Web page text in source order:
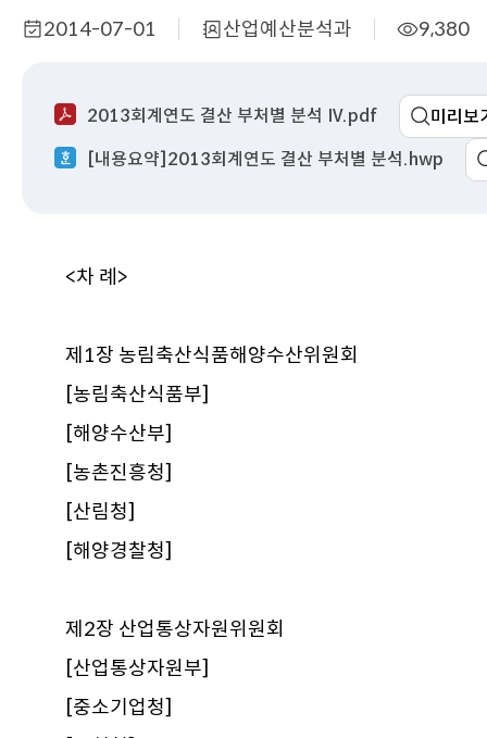
작
2014-07-01 부
산업예산분석과 조
9,380
2013회계연도 결산 부처별 분석 IV.pdf
미리보
[내용요약]2013회계연도 결산 부처별 분석.hwp
<차 례>
제1장 농림축산식품해양수산위원회
[농림축산식품부]
[해양수산부]
[농촌진흥청]
[산림청]
[해양경찰청]
제2장 산업통상자원위원회
[산업통상자원부]
[중소기업청]